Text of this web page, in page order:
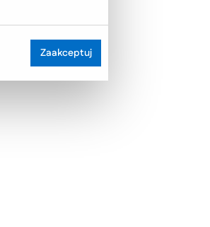
Zaakceptuj